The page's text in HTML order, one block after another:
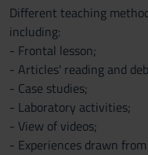
Different teaching
including:
- Frontal lesson;
- Articles' reading and
- Case studies;
- Laboratory activities;
- View of videos;
- Experiences drawn